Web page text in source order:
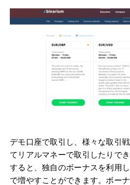
デモ口座で取引し、様々な取引
てリアルマネーで取引したりで
すると、独自のボーナスを利用
で増やすことができます。ボー